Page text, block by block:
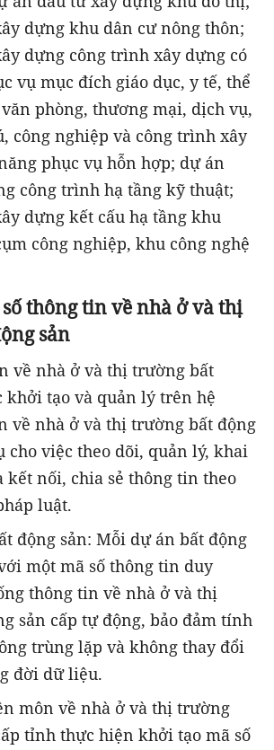
dựng khu dân cư nông thôn;
dựng công trình xây dựng có
vụ mục đích giáo dục, y tế, thể
phòng, thương mại, dịch vụ,
công nghiệp và công trình xây
phục vụ hỗn hợp; dự án
công trình hạ tầng kỹ thuật;
dựng kết cấu hạ tầng khu
công nghiệp, khu công nghệ
thông tin về nhà ở và thị
sản
về nhà ở và thị trường bất
khởi tạo và quản lý trên hệ
về nhà ở và thị trường bất động
cho việc theo dõi, quản lý, khai
kết nối, chia sẻ thông tin theo
luật.
động sản: Mỗi dự án bất động
một mã số thông tin duy
thông tin về nhà ở và thị
sản cấp tự động, bảo đảm tính
trùng lặp và không thay đổi
đời dữ liệu.
môn về nhà ở và thị trường
tỉnh thực hiện khởi tạo mã số